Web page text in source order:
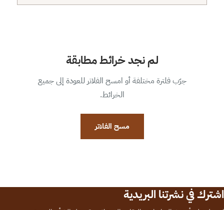
لم نجد خرائط مطابقة
جرّب فلترة مختلفة أو امسح الفلاتر للعودة إلى جميع
الخرائط.
مسح الفلاتر
اشترك في نشرتنا البريدية